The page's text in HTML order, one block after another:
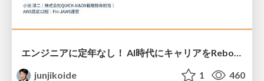
junjikoide
1 460